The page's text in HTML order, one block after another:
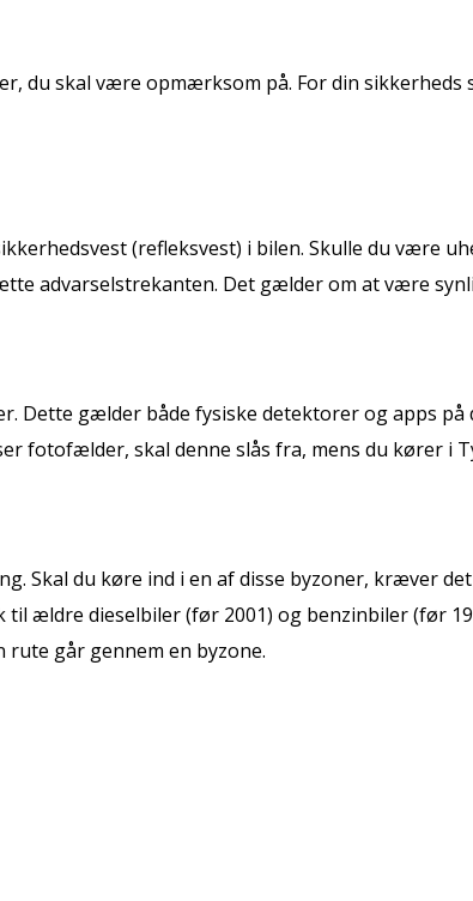
skal være opmærksom på. For din sikkerheds
(refleksvest) i bilen. Skulle du være
advarselstrekanten. Det gælder om at være
Dette gælder både fysiske detektorer og apps på
fotofælder, skal denne slås fra, mens du kører i
Skal du køre ind i en af disse byzoner, kræver
ældre dieselbiler (før 2001) og benzinbiler (før
går gennem en byzone.